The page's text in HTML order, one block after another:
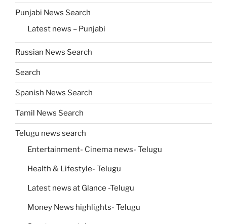
Punjabi News Search
Latest news – Punjabi
Russian News Search
Search
Spanish News Search
Tamil News Search
Telugu news search
Entertainment- Cinema news- Telugu
Health & Lifestyle- Telugu
Latest news at Glance -Telugu
Money News highlights- Telugu